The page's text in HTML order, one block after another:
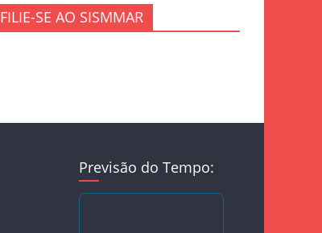
FILIE-SE AO SISMMAR
Previsão do Tempo: